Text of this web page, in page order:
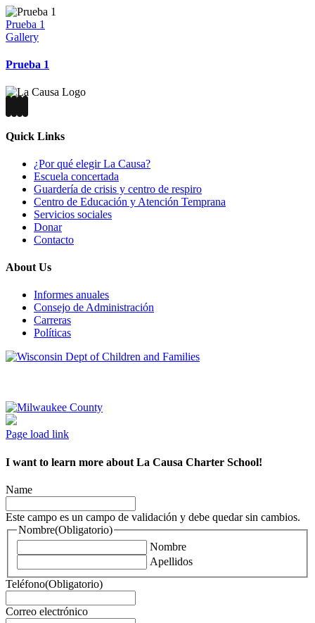
Prueba 1
Gallery
Prueba 1
Quick Links
¿Por qué elegir La Causa?
Escuela concertada
Guardería de crisis y centro de respiro
Centro de Educación y Atención Temprana
Servicios sociales
Donar
Contacto
About Us
Informes anuales
Consejo de Administración
Carreras
Políticas
Page load link
I want to learn more about La Causa Charter School!
Name
Este campo es un campo de validación y debe quedar sin cambios.
Nombre(Obligatorio)
Nombre
Apellidos
Teléfono(Obligatorio)
Correo electrónico